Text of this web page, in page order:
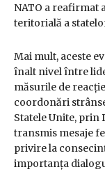
NATO a reafirmat
teritorială a
Mai mult, aceste
înalt nivel între
măsurile de
coordonări
Statele Unite, prin
transmis mesaje
privire la
importanța